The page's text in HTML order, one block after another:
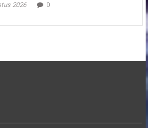
2026 0